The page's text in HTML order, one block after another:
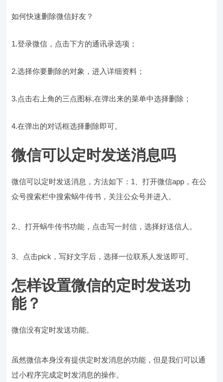
如何快速删除微信好友？
1.登录微信，点击下方的通讯录选项；
2.选择你要删除的对象，进入详细资料；
3.点击右上角的三点图标,在弹出来的菜单中选择删除；
4.在弹出的对话框选择删除即可。
微信可以定时发送消息吗
微信可以定时发送消息，方法如下：1、打开微信app，在公
众号搜索栏中搜索蜗牛传书，关注公众号并进入。
2.、打开蜗牛传书功能，点击写一封信，选择好送信人。
3、点击pick，写好文字后，选择一位联系人发送即可。
怎样设置微信的定时发送功
能？
微信没有定时发送功能。
虽然微信本身没有提供定时发消息的功能，但是我们可以通
过小程序完成定时发消息的操作。